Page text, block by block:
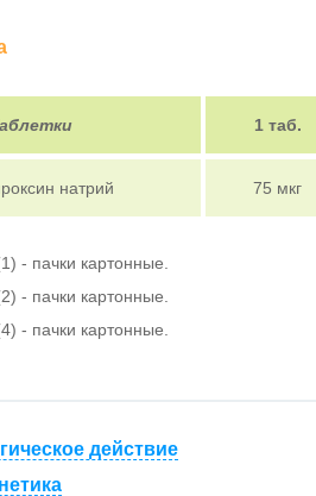
1 таб.
натрий 75 мкг
- пачки картонные.
- пачки картонные.
- пачки картонные.
действие